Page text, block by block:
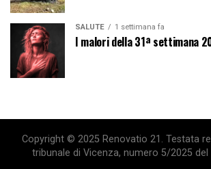
SALUTE 1 settimana fa
I malori della 31ª settimana
Copyright © 2025 Renovatio 21. Testata
tribunale di Vicenza, numero 5/2025 del